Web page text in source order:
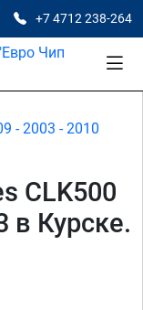
+7 4712 238-264
- 2003 - 2010
CLK500
в Курске.